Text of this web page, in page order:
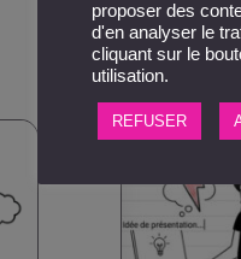
proposer des
d'en analyser le
cliquant sur le
utilisation.
REFUSER